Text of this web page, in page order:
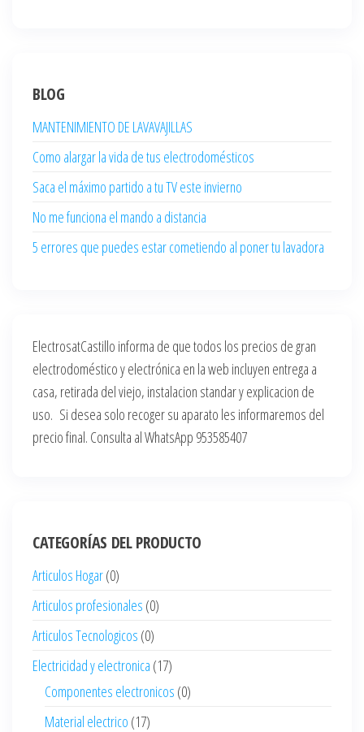
BLOG
MANTENIMIENTO DE LAVAVAJILLAS
Como alargar la vida de tus electrodomésticos
Saca el máximo partido a tu TV este invierno
No me funciona el mando a distancia
5 errores que puedes estar cometiendo al poner tu lavadora
ElectrosatCastillo informa de que todos los precios de gran
electrodoméstico y electrónica en la web incluyen entrega a
casa, retirada del viejo, instalacion standar y explicacion de
uso. Si desea solo recoger su aparato les informaremos del
precio final. Consulta al WhatsApp 953585407
CATEGORÍAS DEL PRODUCTO
Articulos Hogar(0)
Articulos profesionales (0)
Articulos Tecnologicos (0)
Electricidad y electronica (17)
Componentes electronicos (0)
Material electrico (17)